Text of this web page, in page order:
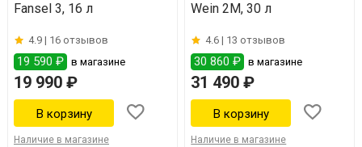
Fansel 3, 16 л
4.9 | 16 отзывов
19 590 ₽ в магазине
19 990 ₽
Наличие в магазине
Wein 2M, 30 л
4.6 | 13 отзывов
30 860 ₽ в магазине
31 490 ₽
Наличие в магазине